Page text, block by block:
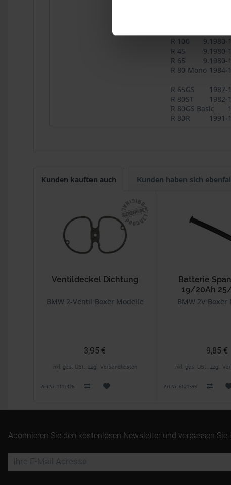
R 100
9.1980-
R 45
9.1980-
R 65
9.1980-
R 80 Mono 1984-
R 65GS
1987-
R 80ST
1982-
R 80GS Basic
R 80R
1991-
Kunden kauften auch Kunden haben sich
Ventildeckel Dichtung
BMW 2-Ventil Boxer Modelle
3,95 €
inkl. ges. USt., zzgl. Versandkosten
Art.Nr. 1112426
Batterie
19/20Ah
BMW 2V Boxer
9,85 €
inkl. ges. USt., zzgl.
Art.Nr. 6121599
Abonnieren Sie den kostenlosen Newsletter und verpassen